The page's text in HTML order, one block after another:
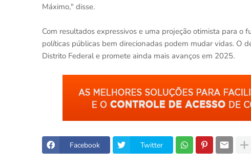
Máximo," disse.
Com resultados expressivos e uma projeção otimista para o
políticas públicas bem direcionadas podem mudar vidas. O
Distrito Federal e promete ainda mais avanços em 2025.
Facebook Twitter